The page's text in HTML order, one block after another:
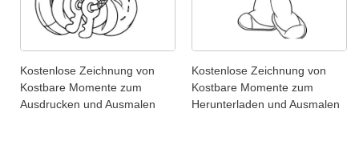
Kostenlose Zeichnung von
Kostbare Momente zum
Ausdrucken und Ausmalen
Kostenlose Zeichnung von
Kostbare Momente zum
Herunterladen und Ausmalen